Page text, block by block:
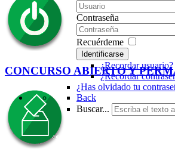
Contraseña
Recuérdeme
Identificarse
¿Recordar usuario?
¿Recordar
¿Has olvidado tu
Back
Buscar...
CONCURSO ABIERTO Y